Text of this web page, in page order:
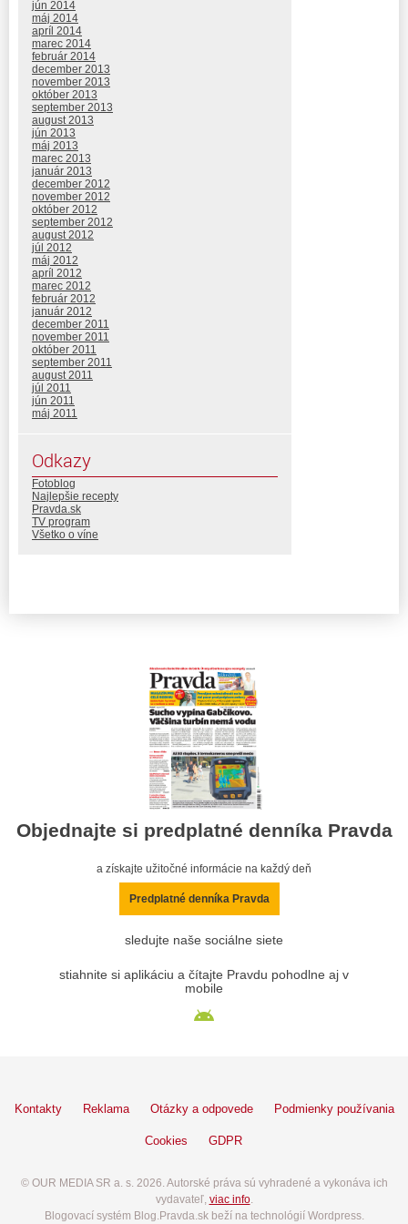
jún 2014
máj 2014
apríl 2014
marec 2014
február 2014
december 2013
november 2013
október 2013
september 2013
august 2013
jún 2013
máj 2013
marec 2013
január 2013
december 2012
november 2012
október 2012
september 2012
august 2012
júl 2012
máj 2012
apríl 2012
marec 2012
február 2012
január 2012
december 2011
november 2011
október 2011
september 2011
august 2011
júl 2011
jún 2011
máj 2011
Odkazy
Fotoblog
Najlepšie recepty
Pravda.sk
TV program
Všetko o víne
Objednajte si predplatné denníka Pravda
a získajte užitočné informácie na každý deň
Predplatné denníka Pravda
sledujte naše sociálne siete
stiahnite si aplikáciu a čítajte Pravdu pohodlne aj v
mobile
Kontakty Reklama Otázky a odpovede Podmienky používania
Cookies GDPR
© OUR MEDIA SR a. s. 2026. Autorské práva sú vyhradené a vykonáva ich
vydavateľ, viac info.
Blogovací systém Blog.Pravda.sk beží na technológií Wordpress.